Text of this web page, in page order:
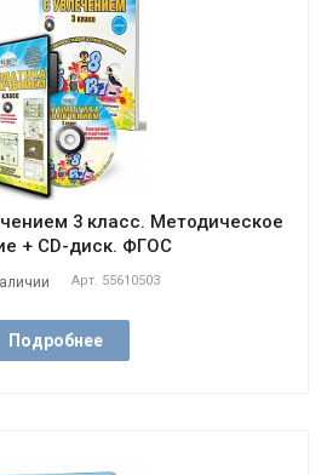
3 класс. Методическое
+ CD-диск. ФГОС
Арт. 55610503
Подробнее